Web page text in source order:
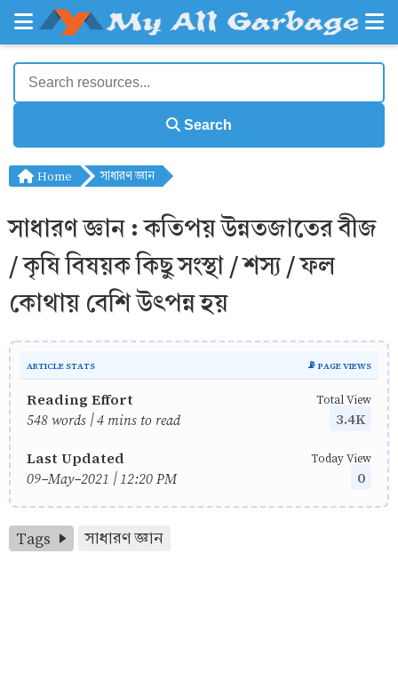
Search
Home সাধারণ জ্ঞান
সাধারণ জ্ঞান : কতিপয় উন্নতজাতের বীজ
/ কৃষি বিষয়ক কিছু সংস্থা / শস্য / ফল
কোথায় বেশি উৎপন্ন হয়
ARTICLE STATS 📡 PAGE VIEWS
Reading Effort
548 words | 4 mins to read
Total View
3.4K
Last Updated
09-May-2021 | 12:20 PM
Today View
0
Tags সাধারণ জ্ঞান